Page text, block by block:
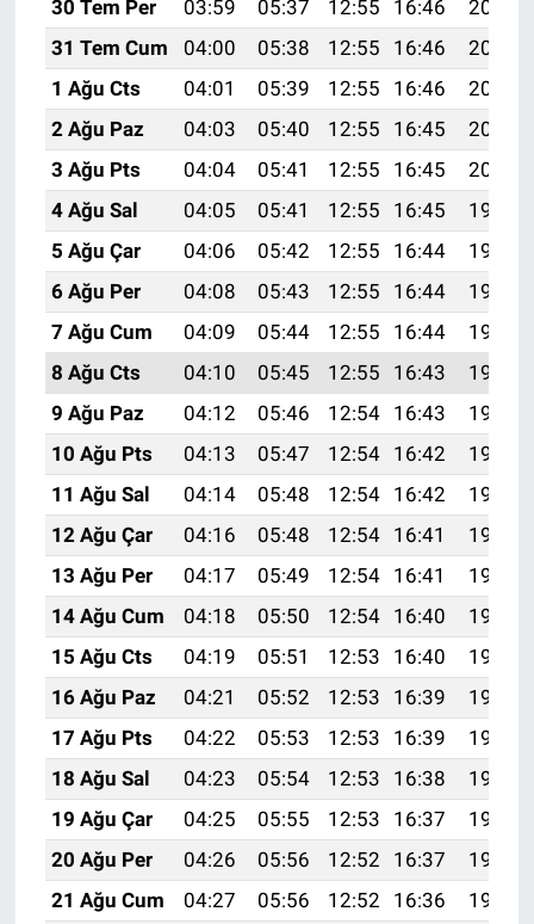
30 Tem Per
03:59 05:37 12:55 16:46
20:04
31 Tem Cum
04:00 05:38 12:55 16:46
20:03
1 Ağu Cts
04:01 05:39 12:55 16:46
20:02
2 Ağu Paz
04:03 05:40 12:55 16:45
20:01
3 Ağu Pts
04:04 05:41 12:55 16:45
20:00
4 Ağu Sal
04:05 05:41 12:55 16:45
19:59
5 Ağu Çar
04:06 05:42 12:55 16:44
19:58
6 Ağu Per
04:08 05:43 12:55 16:44
19:57
7 Ağu Cum
04:09 05:44 12:55 16:44
19:55
8 Ağu Cts
04:10 05:45 12:55 16:43
19:54
9 Ağu Paz
04:12 05:46 12:54 16:43
19:53
10 Ağu Pts
04:13 05:47 12:54 16:42
19:52
11 Ağu Sal
04:14 05:48 12:54 16:42
19:51
12 Ağu Çar
04:16 05:48 12:54 16:41
19:50
13 Ağu Per
04:17 05:49 12:54 16:41
19:48
14 Ağu Cum
04:18 05:50 12:54 16:40
19:47
15 Ağu Cts
04:19 05:51 12:53 16:40
19:46
16 Ağu Paz
04:21 05:52 12:53 16:39
19:45
17 Ağu Pts
04:22 05:53 12:53 16:39
19:43
18 Ağu Sal
04:23 05:54 12:53 16:38
19:42
19 Ağu Çar
04:25 05:55 12:53 16:37
19:41
20 Ağu Per
04:26 05:56 12:52 16:37
19:39
21 Ağu Cum
04:27 05:56 12:52 16:36
19:38